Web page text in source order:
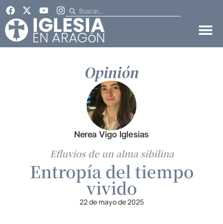
Opinión
Nerea Vigo Iglesias
Efluvios de un alma sibilina
Entropía del tiempo
vivido
22 de mayo de 2025